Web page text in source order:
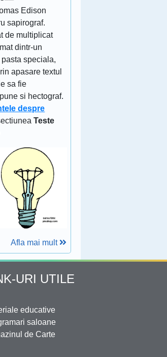
Edison
sapirograf.
de multiplicat
dintr-un
speciala,
apasare textul
sa fie
si hectograf.
despre
Teste
Afla mai mult
URI UTILE
educative
saloane
de Carte